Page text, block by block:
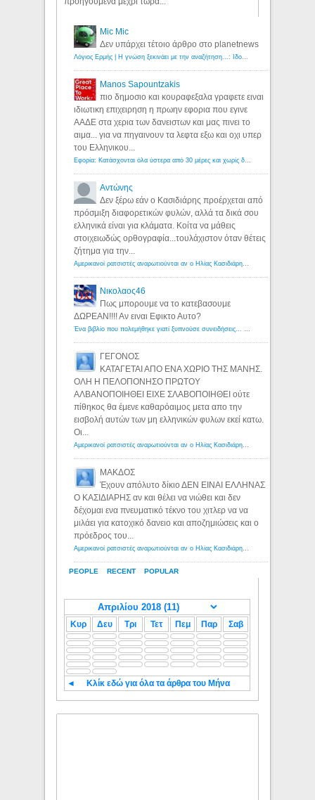
PEOPLE RECENT POPULAR
Mic Mic
Δεν υπάρχει τέτοιο άρθρο στο planetnews
Λόγιος Ερμής | Η γνώση ξεκινάει με την αναζήτηση...: Ιδού οι 18 που χρωστούν 11 δις ευρώ!
Manos Sapountzakis
πιο δημοσιο και κουραφεξαλα γραφετε ειναι
ιδιωτικη επιχειρηση η πρωην εφορια που εγινε
ΑΑΔΕ στα χερια των δανειστων και μας πινει το
αιμα... για να πηγαινουν τα λεφτα εξω και οχι υπερ
του Ελληνικου...
Εφορία: Κατάσχονται όλα ύστερα από 30 μέρες και χωρίς δικαστικές αποφάσεις - Λόγιος Ερμής
Αντώνης
Δεν ξέρω εάν ο Κασιδιάρης προέρχεται από
πρόσμιξη διαφορετικών φυλών, αλλά τα δικά σου
ελληνικά είναι για κλάματα. Κοίτα να μάθεις
στοιχειωδώς ορθογραφία...τουλάχιστον όταν θέτεις
ζήτημα για την...
Αμερικανοί ρατσιστές αναρωτιούνται αν ο Ηλίας Κασιδιάρης ανήκει στη λευκή φυλή... - Λόγιος Ερμής
Νικολαος46
Πως μπορουμε να το κατεβασουμε
ΔΩΡΕΑΝ!!!! Αν ειναι Εφικτο Αυτο?
Ένα βιβλίο που πολεμήθηκε γιατί ξυπνούσε συνειδήσεις... - Λόγιος Ερμής | Η γνώση ξεκινάει με την αναζήτηση...
ΓΕΓΟΝΟΣ
ΚΑΤΑΓΕΤΑΙ ΑΠΟ ΕΝΑ ΧΩΡΙΟ ΤΗΣ ΜΑΝΗΣ.
ΟΛΗ Η ΠΕΛΟΠΟΝΗΣΟ ΠΡΩΤΟΥ
ΑΛΒΑΝΟΠΟΙΗΘΕΙ ΕΙΧΕ ΣΛΑΒΟΠΟΙΗΘΕΙ ούτε
πίθηκος θα έμενε καθαρόαιμος μετα απο την
εισβολή αυτών των μη ελληνικών φυλων εκεί κατω.
Οι...
Αμερικανοί ρατσιστές αναρωτιούνται αν ο Ηλίας Κασιδιάρης ανήκει στη λευκή φυλή... - Λόγιος Ερμής
ΜΑΚΔΟΣ
Έχουν απόλυτο δίκιο ΔΕΝ ΕΙΝΑΙ ΕΛΛΗΝΑΣ
Ο ΚΑΣΙΔΙΑΡΗΣ αν και θέλει να νιώθει και δεν
δέχομαι ενα πνευματικό τέκνο του χιτλερ να να
μιλάει για κατοχικό δανειο και αποζημιώσεις και ο
πρόεδρος του...
Αμερικανοί ρατσιστές αναρωτιούνται αν ο Ηλίας Κασιδιάρης ανήκει στη λευκή φυλή... - Λόγιος Ερμής
Κυρ Δευ Τρι Τετ Πεμ Παρ Σαβ
◄ Κλίκ εδώ για όλα τα άρθρα του Μήνα